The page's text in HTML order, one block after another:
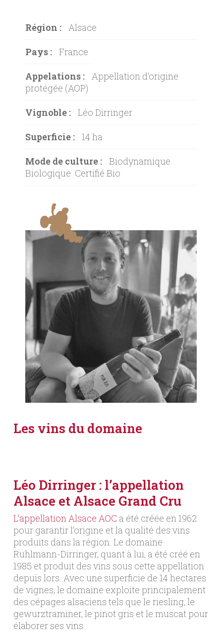
Région : Alsace
Pays : France
Appelations :
Appellation d'origine
protégée (AOP)
Vignoble : Léo Dirringer
Superficie : 14 ha
Mode de culture :
Biodynamique
Biologique Certifié Bio
Les vins du domaine
Léo Dirringer : l’appellation
Alsace et Alsace Grand Cru
L’appellation Alsace AOC a été créée en 1962
pour garantir l’origine et la qualité des vins
produits dans la région. Le domaine
Ruhlmann-Dirringer, quant à lui, a été créé en
1985 et produit des vins sous cette appellation
depuis lors. Avec une superficie de 14 hectares
de vignes, le domaine exploite principalement
des cépages alsaciens tels que le riesling, le
gewurztraminer, le pinot gris et le muscat pour
élaborer ses vins.